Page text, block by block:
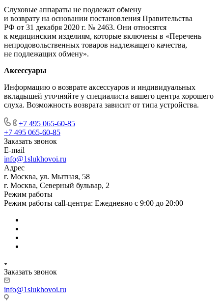
Слуховые аппараты не подлежат обмену
и возврату на основании постановления Правительства
РФ от 31 декабря 2020 г. № 2463. Они относятся
к медицинским изделиям, которые включены в «Перечень
непродовольственных товаров надлежащего качества,
не подлежащих обмену».
Аксессуары
Информацию о возврате аксессуаров и индивидуальных
вкладышей уточняйте у специалиста вашего центра хорошего
слуха. Возможность возврата зависит от типа устройства.
+7 495 065-60-85
+7 495 065-60-85
Заказать звонок
E-mail
info@1slukhovoi.ru
Адрес
г. Москва, ул. Мытная, 58
г. Москва, Северный бульвар, 2
Режим работы
Режим работы call-центра: Ежедневно с 9:00 до 20:00
Заказать звонок
info@1slukhovoi.ru